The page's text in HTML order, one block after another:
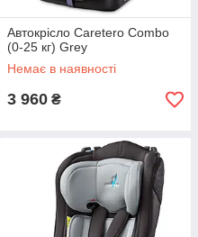
Автокрісло Caretero Combo
(0-25 кг) Grey
Немає в наявності
3 960 ₴